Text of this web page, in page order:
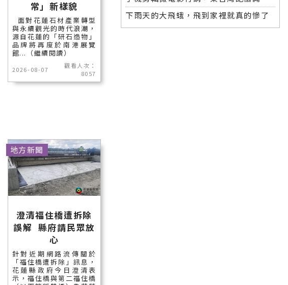
常」新樣貌
面對花蓮石材產業轉型
與永續觀光的時代浪潮，
源自花蓮的「研石造物」
品牌將再度於南港展覽
館...（繼續閱讀）
2026-08-07
觀看人次：
8057
澄清福住橋遭拆除
誤解 縣府請民眾放
心
針對近期網路流傳關於
「福住橋遭拆除」訊息，
花蓮縣政府今日澄清表
示，福住橋與第二福住橋
地方新聞
下雨天的大飛蛾，飛到家裡就真的慘了